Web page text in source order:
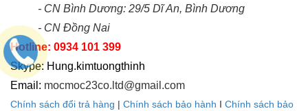
- CN Bình Dương: 29/5 Dĩ An, Bình Dương
- CN Đồng Nai
Hotline: 0934 101 399
Skype: Hung.kimtuongthinh
Email: mocmoc23co.ltd@gmail.com
Chính sách đổi trả hàng | Chính sách bảo hành I Chính sách bảo